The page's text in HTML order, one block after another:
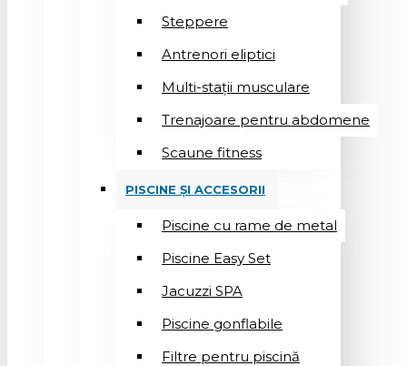
Steppere
Antrenori eliptici
Multi-stații musculare
Trenajoare pentru abdomene
Scaune fitness
PISCINE ȘI ACCESORII
Piscine cu rame de metal
Piscine Easy Set
Jacuzzi SPA
Piscine gonflabile
Filtre pentru piscină